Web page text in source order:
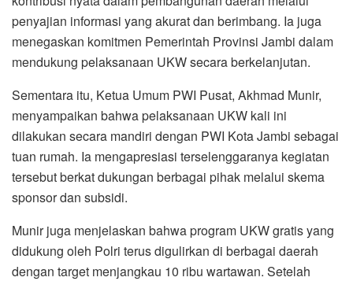
penyajian informasi yang akurat dan berimbang. Ia juga
menegaskan komitmen Pemerintah Provinsi Jambi dalam
mendukung pelaksanaan UKW secara berkelanjutan.
Sementara itu, Ketua Umum PWI Pusat, Akhmad Munir,
menyampaikan bahwa pelaksanaan UKW kali ini
dilakukan secara mandiri dengan PWI Kota Jambi sebagai
tuan rumah. Ia mengapresiasi terselenggaranya kegiatan
tersebut berkat dukungan berbagai pihak melalui skema
sponsor dan subsidi.
Munir juga menjelaskan bahwa program UKW gratis yang
didukung oleh Polri terus digulirkan di berbagai daerah
dengan target menjangkau 10 ribu wartawan. Setelah